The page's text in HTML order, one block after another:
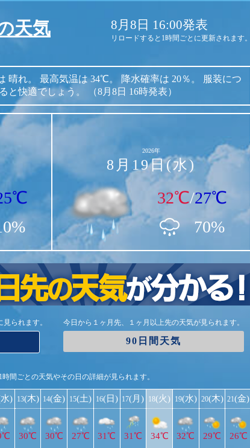
天気 8月8日 16:00発表
リロードすると1時間ごとに更新されます。
晴れ。 最高気温は 34℃。 降水確率は 20％。
服装につ
と快適でしょう。 （8月8日 16時発表）
2026年
8月19日(水)
32℃/27℃
70%
られます。 今日から１ヶ月先、１ヶ月以上先の天気が見られます。
90日間天気
間ごとの天気やその日の詳細が見られます。
) 13(木)
30℃
14(金)
30℃
15(土)
27℃
16(日)
31℃
17(月)
31℃
18(火)
34℃
19(水)
32℃
20(木)
29℃
21(金)
26℃